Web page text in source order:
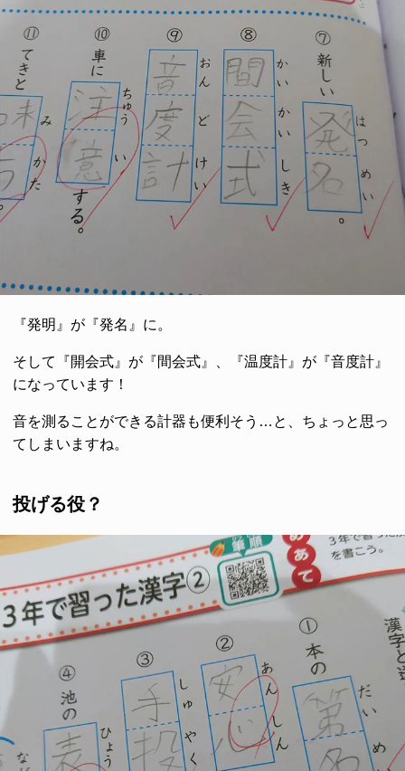
『発明』が『発名』に。
そして『開会式』が『間会式』、『温度計』が『音度計』
になっています！
音を測ることができる計器も便利そう…と、ちょっと思っ
てしまいますね。
投げる役？